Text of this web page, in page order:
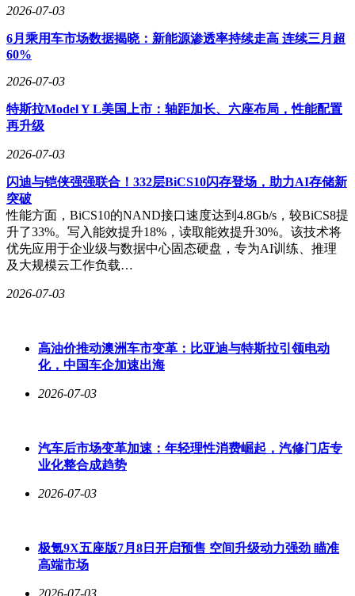
融入创新科技元素，品牌正以差异化策略应对行业变革，为家
2026-07-03
6月乘用车市场数据揭晓：新能源渗透率持续走高 连续三月超
60%
2026-07-03
特斯拉Model Y L美国上市：轴距加长、六座布局，性能配置
再升级
2026-07-03
闪迪与铠侠强强联合！332层BiCS10闪存登场，助力AI存储新
突破
性能方面，BiCS10的NAND接口速度达到4.8Gb/s，较BiCS8提
升了33%。写入能效提升18%，读取能效提升30%。该技术将
优先应用于企业级与数据中心固态硬盘，专为AI训练、推理
及大规模云工作负载…
2026-07-03
高油价推动澳洲车市变革：比亚迪与特斯拉引领电动
化，中国车企加速出海
2026-07-03
汽车后市场变革加速：年轻理性消费崛起，汽修门店专
业化整合成趋势
2026-07-03
极氪9X五座版7月8日开启预售 空间升级动力强劲 瞄准
高端市场
2026-07-03